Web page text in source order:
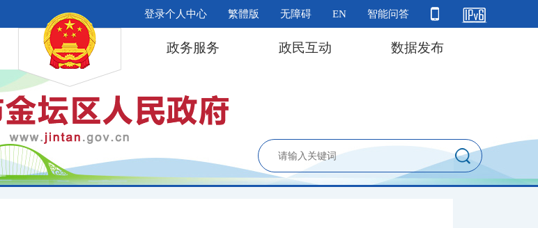
登录个人中心 繁體版 无障碍 EN 智能问答
政务服务 政民互动 数据发布